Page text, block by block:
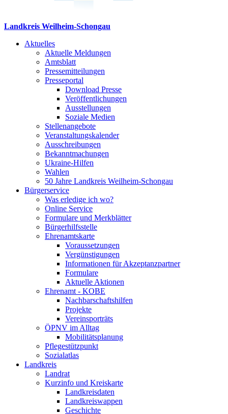
Landkreis Weilheim-Schongau
Aktuelles
Aktuelle Meldungen
Amtsblatt
Pressemitteilungen
Presseportal
Download Presse
Veröffentlichungen
Ausstellungen
Soziale Medien
Stellenangebote
Veranstaltungskalender
Ausschreibungen
Bekanntmachungen
Ukraine-Hilfen
Wahlen
50 Jahre Landkreis Weilheim-Schongau
Bürgerservice
Was erledige ich wo?
Online Service
Formulare und Merkblätter
Bürgerhilfsstelle
Ehrenamtskarte
Voraussetzungen
Vergünstigungen
Informationen für Akzeptanzpartner
Formulare
Aktuelle Aktionen
Ehrenamt - KOBE
Nachbarschaftshilfen
Projekte
Vereinsporträts
ÖPNV im Alltag
Mobilitätsplanung
Pflegestützpunkt
Sozialatlas
Landkreis
Landrat
Kurzinfo und Kreiskarte
Landkreisdaten
Landkreiswappen
Geschichte